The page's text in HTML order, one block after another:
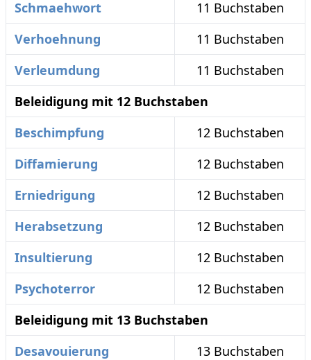
Schmaehwort
11 Buchstaben
Verhoehnung
11 Buchstaben
Verleumdung
11 Buchstaben
Beleidigung mit 12 Buchstaben
Beschimpfung
12 Buchstaben
Diffamierung
12 Buchstaben
Erniedrigung
12 Buchstaben
Herabsetzung
12 Buchstaben
Insultierung
12 Buchstaben
Psychoterror
12 Buchstaben
Beleidigung mit 13 Buchstaben
Desavouierung
13 Buchstaben